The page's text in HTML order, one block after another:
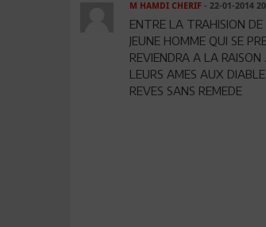
M HAMDI CHERIF- 22-01-2014
ENTRE LA TRAHISION
JEUNE HOMME QUI SE
REVIENDRA A LA
LEURS AMES AUX
REVES SANS REMEDE